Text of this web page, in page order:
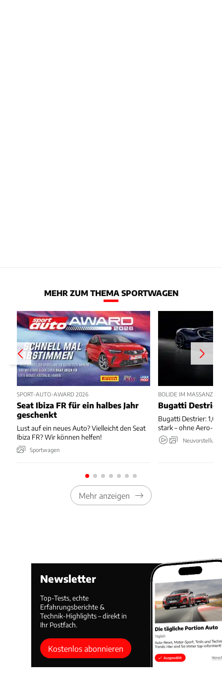
MEHR ZUM THEMA SPORTWAGEN
SPORT-AUTO-AWARD 2026
Seat Ibiza FR für ein halbes Jahr
geschenkt
Lust auf ein neues Auto? Vielleicht den Seat
Ibiza FR? Wir können helfen!
Sportwagen
BOLIDE IM MASSANZUG
Bugatti
Bugatti Destrier: 1,00
stark – ohne Aero-
Mehr anzeigen
Newsletter
Top-Tests, echte
Erfahrungsberichte &
Technik-Highlights – direkt in
Ihr Postfach.
Kostenlos abonnieren